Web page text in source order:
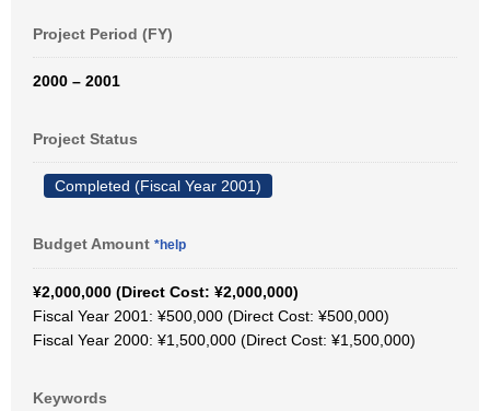
Project Period (FY)
2000 – 2001
Project Status
Completed (Fiscal Year 2001)
Budget Amount *help
¥2,000,000 (Direct Cost: ¥2,000,000)
Fiscal Year 2001: ¥500,000 (Direct Cost: ¥500,000)
Fiscal Year 2000: ¥1,500,000 (Direct Cost: ¥1,500,000)
Keywords